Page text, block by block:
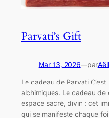
Parvati’s Gift
Mar 13, 2026—par
Le cadeau de Parvati
alchimiques. Le cadeau de
espace sacré, divin : cet
qui se manifeste chaque